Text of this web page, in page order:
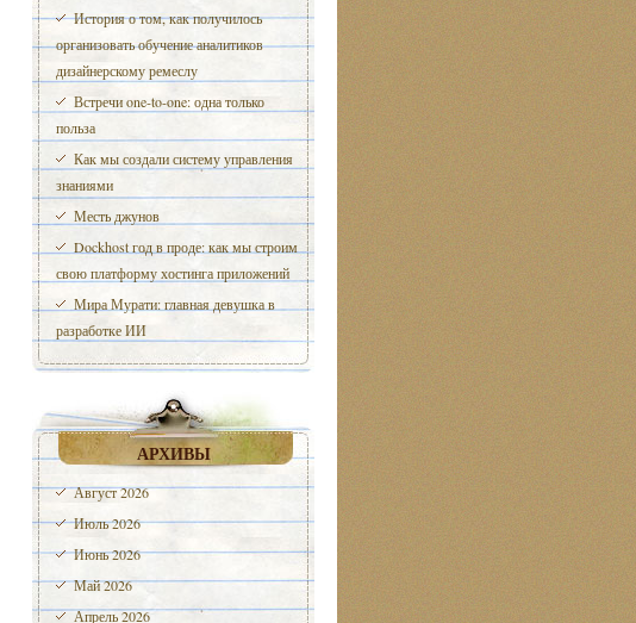
История о том, как получилось
организовать обучение аналитиков
дизайнерскому ремеслу
Встречи one-to-one: одна только
польза
Как мы создали систему управления
знаниями
Месть джунов
Dockhost год в проде: как мы строим
свою платформу хостинга приложений
Мира Мурати: главная девушка в
разработке ИИ
АРХИВЫ
Август 2026
Июль 2026
Июнь 2026
Май 2026
Апрель 2026